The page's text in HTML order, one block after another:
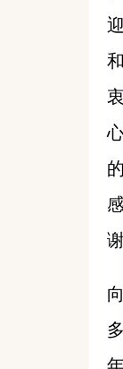
迎
和
衷
的
感
向
多